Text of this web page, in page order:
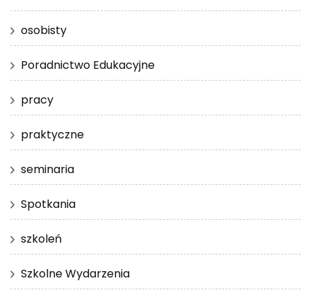
osobisty
Poradnictwo Edukacyjne
pracy
praktyczne
seminaria
Spotkania
szkoleń
Szkolne Wydarzenia